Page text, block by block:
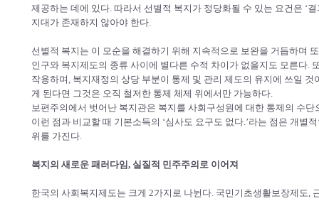
제공하는 데에 있다. 따라서 선별적 복지가 정당화될 수 있는 요건은 ‘
지대가 존재하지 않아야 한다.
선별적 복지는 이 모순을 해결하기 위해 지속적으로 보완을 거듭하며
인구와 복지제도의 종류 사이에 별다른 수적 차이가 없을지도 모른다.
작용하며, 복지재정의 상당 부분이 통제 및 관리 제도의 유지에 쓰일 것
게 된다면 그것은 오직 철저한 통제 체제 위에서만 가능하다.
보편주의에서 벗어난 복지관은 복지를 사회구성원에 대한 통제의 수
이런 점과 비교할 때 기본소득의 ‘심사도 요구도 없다.’라는 점은 개별
위를 가진다.
복지의 새로운 패러다임, 실질적 민주주의로 이어져
한국의 사회복지제도는 크게 2가지로 나뉜다. 국민기초생활보장제도,